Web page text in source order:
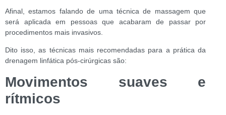
Afinal, estamos falando de uma técnica de massagem que
será aplicada em pessoas que acabaram de passar por
procedimentos mais invasivos.
Dito isso, as técnicas mais recomendadas para a prática da
drenagem linfática pós-cirúrgicas são:
Movimentos suaves e
rítmicos